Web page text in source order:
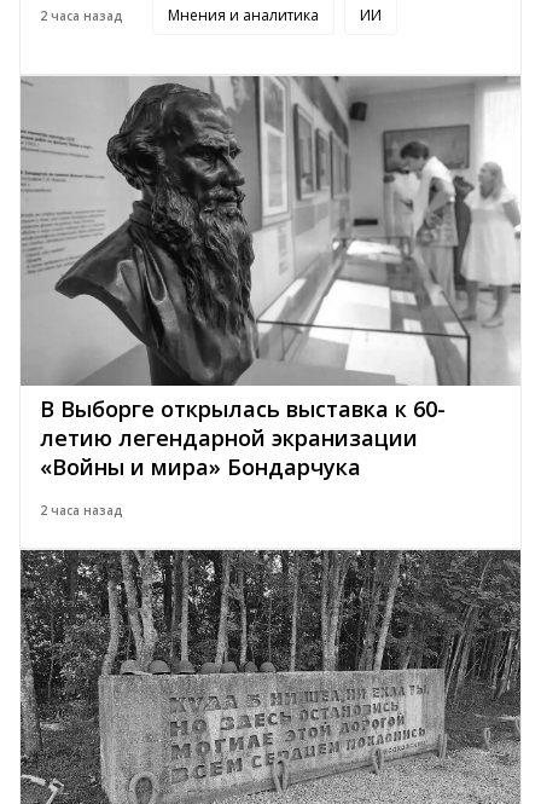
2 часа назад Мнения и аналитика ИИ
В Выборге открылась выставка к 60-
летию легендарной экранизации
«Войны и мира» Бондарчука
2 часа назад